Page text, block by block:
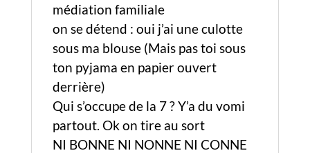
médiation familiale
on se détend : oui j’ai une culotte
sous ma blouse (Mais pas toi sous
ton pyjama en papier ouvert
derrière)
Qui s’occupe de la 7 ? Y’a du vomi
partout. Ok on tire au sort
NI BONNE NI NONNE NI CONNE